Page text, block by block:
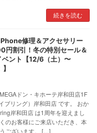
続きを読む
iPhone修理＆アクセサリー
円割引！冬の特別セール＆
ベント【12/6（土）〜
ドン・キホーテ岸和田店1F
ブリング）岸和田店 です。 おか
岸和田店 は1周年を迎えまし
のお客様にご来店いただき、本
ございます。 […]